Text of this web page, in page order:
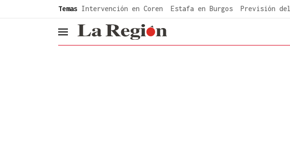
Temas Intervención en Coren Estafa en Burgos Previsión
header.menu.open